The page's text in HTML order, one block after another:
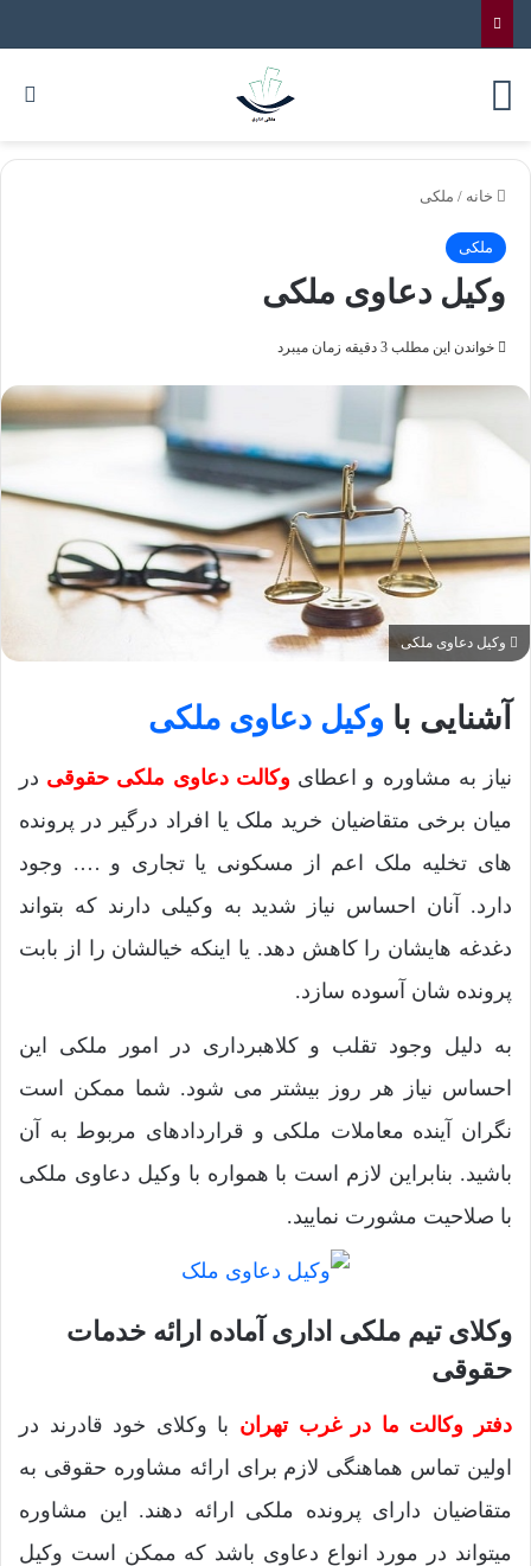
خانه / ملکی
ملکی
وکیل دعاوی ملکی
خواندن این مطلب 3 دقیقه زمان میبرد
وکیل دعاوی ملکی
آشنایی با وکیل دعاوی ملکی
نیاز به مشاوره و اعطای وکالت دعاوی ملکی حقوقی در
میان برخی متقاضیان خرید ملک یا افراد درگیر در پرونده
های تخلیه ملک اعم از مسکونی یا تجاری و …. وجود
دارد. آنان احساس نیاز شدید به وکیلی دارند که بتواند
دغدغه هایشان را کاهش دهد. یا اینکه خیالشان را از بابت
پرونده شان آسوده سازد.
به دلیل وجود تقلب و کلاهبرداری در امور ملکی این
احساس نیاز هر روز بیشتر می شود. شما ممکن است
نگران آینده معاملات ملکی و قراردادهای مربوط به آن
باشید. بنابراین لازم است با همواره با وکیل دعاوی ملکی
با صلاحیت مشورت نمایید.
وکلای تیم ملکی اداری آماده ارائه خدمات
حقوقی
دفتر وکالت ما در غرب تهران با وکلای خود قادرند در
اولین تماس هماهنگی لازم برای ارائه مشاوره حقوقی به
متقاضیان دارای پرونده ملکی ارائه دهند. این مشاوره
میتواند در مورد انواع دعاوی باشد که ممکن است وکیل